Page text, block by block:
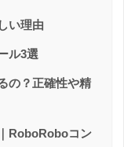
い理由
ル3選
の？正確性や精
RoboRoboコン